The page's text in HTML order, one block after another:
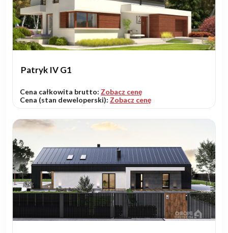
Patryk IV G1
Cena całkowita brutto: Zobacz cenę
Cena (stan deweloperski): Zobacz cenę